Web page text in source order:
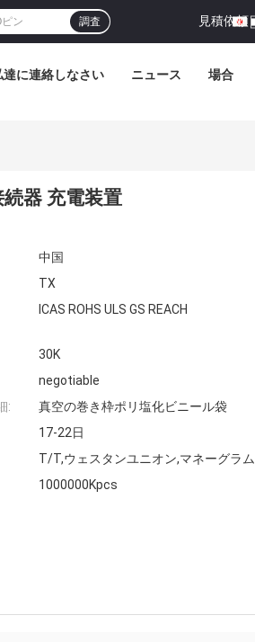
見積依頼
調査
達に連絡しなさい ニュース 場合
器 充電装置
中国
TX
ICAS ROHS ULS GS REACH
30K
negotiable
:
真空の巻き枠ポリ塩化ビニール袋
17-22日
T/T,ウェスタンユニオン,マネーグラム
1000000Kpcs